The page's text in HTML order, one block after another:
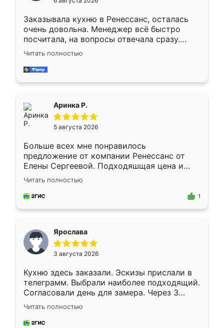
мебели буду заказывать только здесь.
Заказывала кухню в Ренессанс, осталась
очень довольна. Менеджер всё быстро
посчитала, на вопросы отвечала сразу.
Замерщик приехал в субботу, подошёл к
делу со всей ответственностью. Собрали
за день, ребята работали аккуратно, даже
Читать полностью
Аринка Р.
5 августа 2026
Больше всех мне понравилось
предложение от компании Ренессанс от
Елены Сергеевой. Подходяшщая цена и
короткие сроки изготовления. Приехавший
для замера сотрудник Владислав
предложил по моему эскизу самый
Читать полностью
1
Ярослава
3 августа 2026
Кухню здесь заказали. Эскизы прислали в
телеграмм. Выбрали наиболее подходящий.
Согласовали день для замера. Через 3
недели кухня была уже готова. Остались
довольны работой. Спасибо Ренессанс
мебель за качественную работу!
Читать полностью